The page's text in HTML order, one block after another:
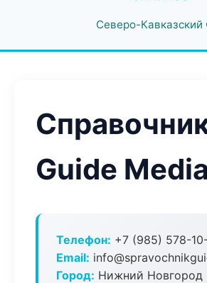
Северо-
Guide Media
Телефон: +7 (985) 578-
Email:
Город: Нижний Новгород